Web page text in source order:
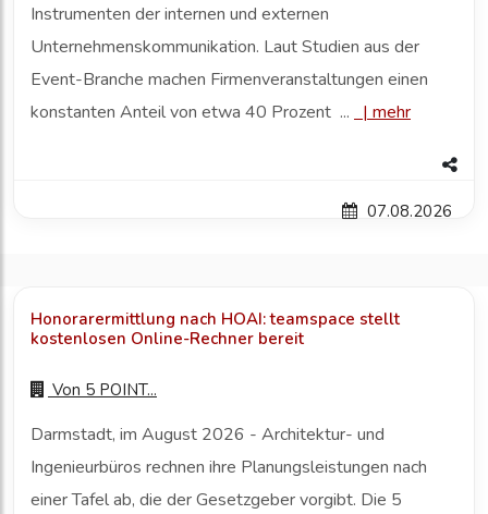
Instrumenten der internen und externen
Unternehmenskommunikation. Laut Studien aus der
Event-Branche machen Firmenveranstaltungen einen
konstanten Anteil von etwa 40 Prozent ...
| mehr
07.08.2026
Honorarermittlung nach HOAI: teamspace stellt
kostenlosen Online-Rechner bereit
Von 5 POINT...
Darmstadt, im August 2026 - Architektur- und
Ingenieurbüros rechnen ihre Planungsleistungen nach
einer Tafel ab, die der Gesetzgeber vorgibt. Die 5